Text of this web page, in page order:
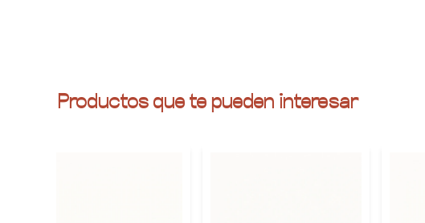
Productos que te pueden interesar